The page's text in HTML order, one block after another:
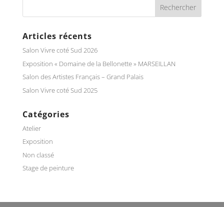
Articles récents
Salon Vivre coté Sud 2026
Exposition « Domaine de la Bellonette » MARSEILLAN
Salon des Artistes Français – Grand Palais
Salon Vivre coté Sud 2025
Catégories
Atelier
Exposition
Non classé
Stage de peinture